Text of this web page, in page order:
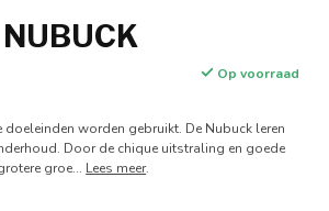
Op voorraad
worden gebruikt. De Nubuck leren
Door de chique uitstraling en goede
groe... Lees meer.